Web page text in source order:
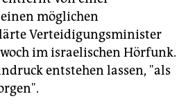
möglichen
Verteidigungsminister
im israelischen Hörfunk.
entstehen lassen, "als